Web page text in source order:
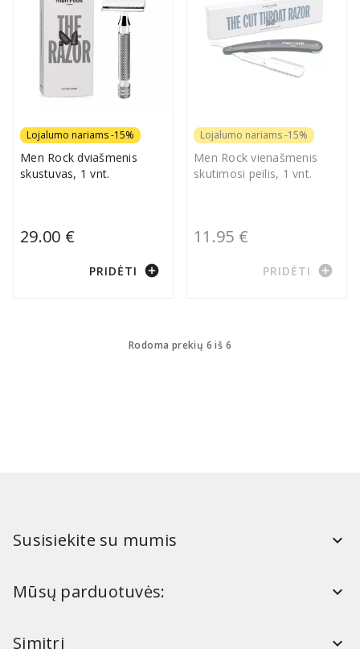
Lojalumo nariams -15%
Men Rock dviašmenis
skustuvas, 1 vnt.
29.00 €
PRIDĖTI add_circle
Lojalumo nariams -15%
Men Rock vienašmenis
skutimosi peilis, 1 vnt.
11.95 €
PRIDĖTI add_circle
Rodoma prekių 6 iš 6
Susisiekite su mumis
Mūsų parduotuvės:
Simitri